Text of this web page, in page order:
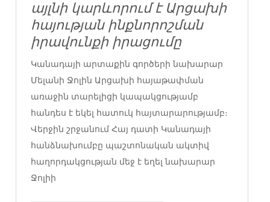
այլնի կարևորում է Արցախի
հայության ինքնորոշման
իրավունքի իրացումը
Կանադայի արտաքին գործերի նախարար
Մելանի Ջոլին Արցախի հայաթափման
առաջին տարելիցի կապակցությամբ
հանդես է եկել հատուկ հայտարարությամբ։
Վերջին շրջանում Հայ դատի Կանադայի
հանձնախումբը պաշտոնական ակտիվ
հաղորդակցության մեջ է եղել նախարար
Ջոլիի